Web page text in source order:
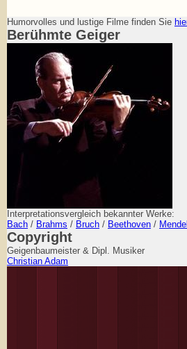
Humorvolles und lustige Filme finden Sie
Berühmte Geiger
Interpretationsvergleich bekannter Werke:
Bach / Brahms / Bruch / Beethoven /
Copyright
Geigenbaumeister & Dipl. Musiker
Christian Adam